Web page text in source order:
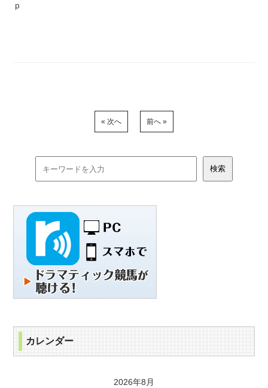
ｐ
« 次へ 前へ »
カレンダー
2026年8月